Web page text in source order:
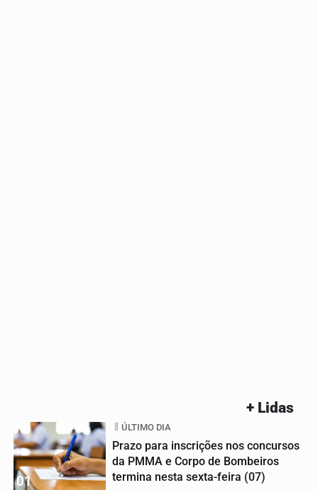
+ Lidas
01
ÚLTIMO DIA
Prazo para inscrições nos concursos
da PMMA e Corpo de Bombeiros
termina nesta sexta-feira (07)